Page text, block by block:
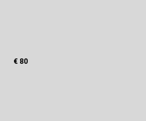
€ 80